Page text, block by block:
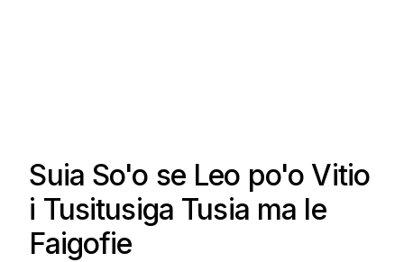
Suia So'o se Leo po'o Vitio
i Tusitusiga Tusia ma le
Faigofie